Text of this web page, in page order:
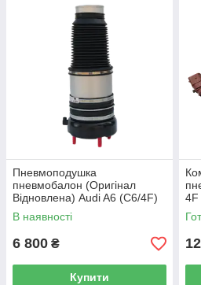
Пневмоподушка
пневмобалон (Оригінал
Відновлена) Audi A6 (C6/4F)
(передня права)
В наявності
6 800 ₴
Купити
4F